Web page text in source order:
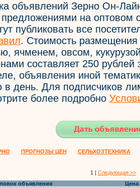
объявлений Зерно Он-
на оптовом
публиковать все
. Стоимость
ячменем, овсом,
составляет 250 рублей
объявления иной
в день. Для подписчиков
более подробно
ПРОГНОЗЫ ЦЕН СЕЛЬХОЗТЕХНИКА
1 | Следующая >>
объявления
Цена